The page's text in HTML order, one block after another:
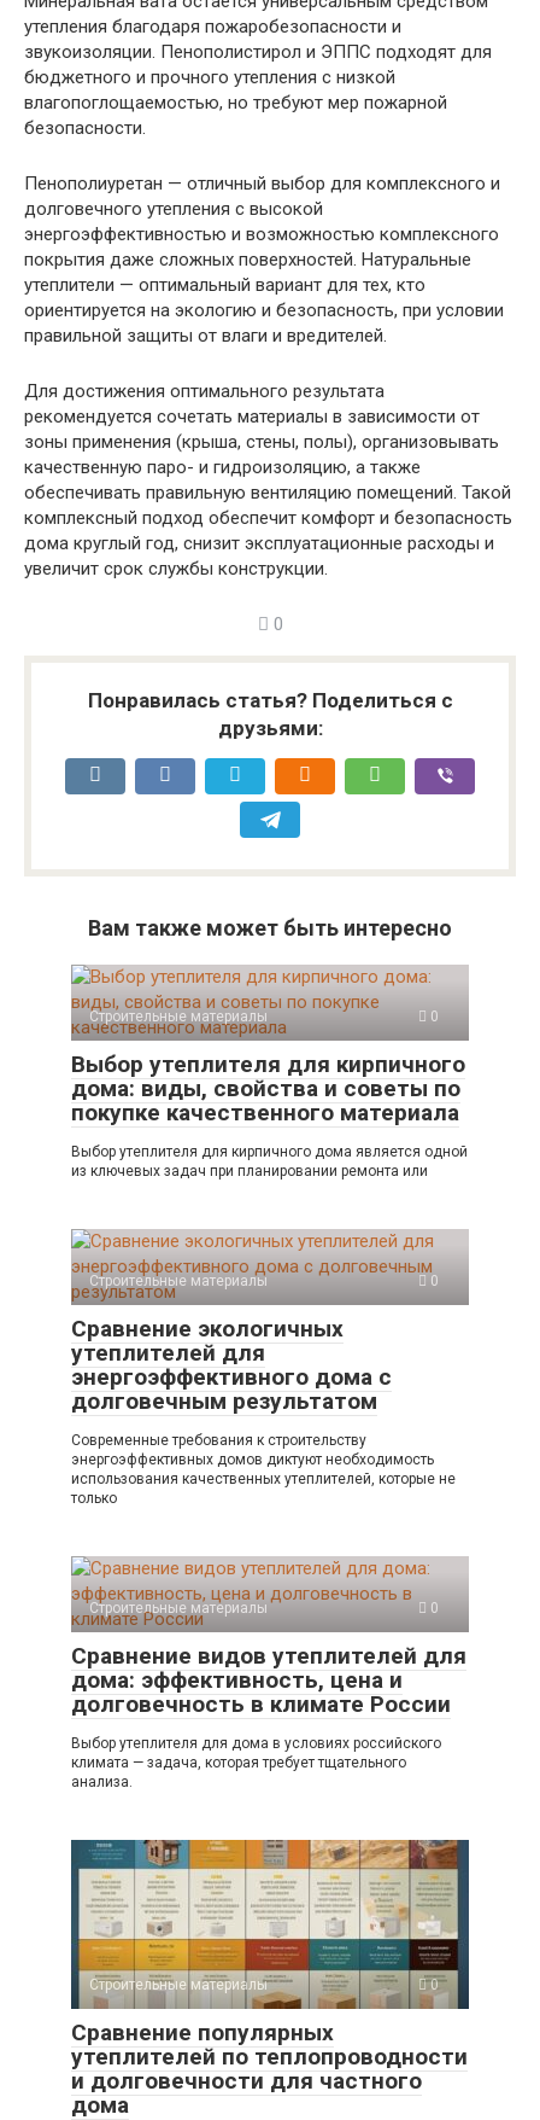
утепления благодаря пожаробезопасности и
звукоизоляции. Пенополистирол и ЭППС подходят для
бюджетного и прочного утепления с низкой
влагопоглощаемостью, но требуют мер пожарной
безопасности.
Пенополиуретан — отличный выбор для комплексного и
долговечного утепления с высокой
энергоэффективностью и возможностью комплексного
покрытия даже сложных поверхностей. Натуральные
утеплители — оптимальный вариант для тех, кто
ориентируется на экологию и безопасность, при условии
правильной защиты от влаги и вредителей.
Для достижения оптимального результата
рекомендуется сочетать материалы в зависимости от
зоны применения (крыша, стены, полы), организовывать
качественную паро- и гидроизоляцию, а также
обеспечивать правильную вентиляцию помещений. Такой
комплексный подход обеспечит комфорт и безопасность
дома круглый год, снизит эксплуатационные расходы и
увеличит срок службы конструкции.
0
Понравилась статья? Поделиться с
друзьями:
Вам также может быть интересно
Строительные материалы 0
Выбор утеплителя для кирпичного
дома: виды, свойства и советы по
покупке качественного материала
Выбор утеплителя для кирпичного дома является одной
из ключевых задач при планировании ремонта или
Строительные материалы 0
Сравнение экологичных
утеплителей для
энергоэффективного дома с
долговечным результатом
Современные требования к строительству
энергоэффективных домов диктуют необходимость
использования качественных утеплителей, которые не
только
Строительные материалы 0
Сравнение видов утеплителей для
дома: эффективность, цена и
долговечность в климате России
Выбор утеплителя для дома в условиях российского
климата — задача, которая требует тщательного
анализа.
Строительные материалы 0
Сравнение популярных
утеплителей по теплопроводности
и долговечности для частного
дома